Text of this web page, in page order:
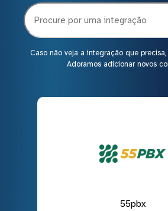
Caso não veja a integração que
Adoramos adicionar novos
55pbx